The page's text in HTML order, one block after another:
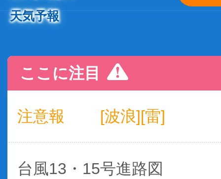
天気予報
ここに注目
注意報 [波浪][雷]
台風13・15号進路図